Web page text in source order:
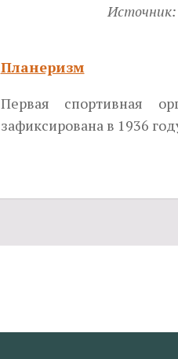
Источник:
Планеризм
Первая спортивная
зафиксирована в 1936